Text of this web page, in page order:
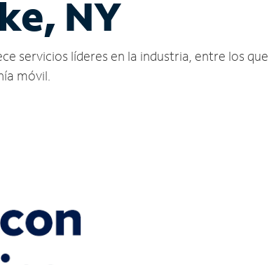
NY
servicios líderes en la industria, entre los
móvil.